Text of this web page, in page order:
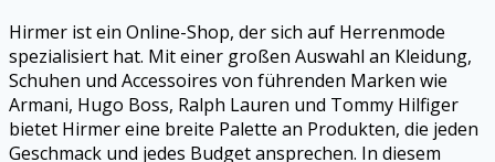
Hirmer ist ein Online-Shop, der sich auf Herrenmode
spezialisiert hat. Mit einer großen Auswahl an Kleidung,
Schuhen und Accessoires von führenden Marken wie
Armani, Hugo Boss, Ralph Lauren und Tommy Hilfiger
bietet Hirmer eine breite Palette an Produkten, die jeden
Geschmack und jedes Budget ansprechen. In diesem